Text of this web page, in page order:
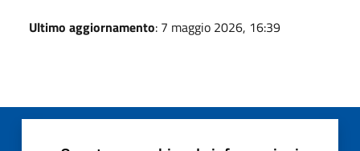
Ultimo aggiornamento: 7 maggio 2026, 16:39